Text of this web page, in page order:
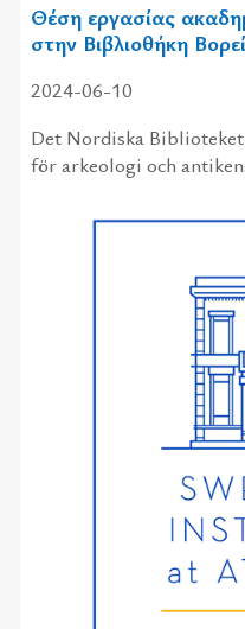
Θέση εργασίας
στην Βιβλιοθήκη
2024-06-10
Det Nordiska
för arkeologi och